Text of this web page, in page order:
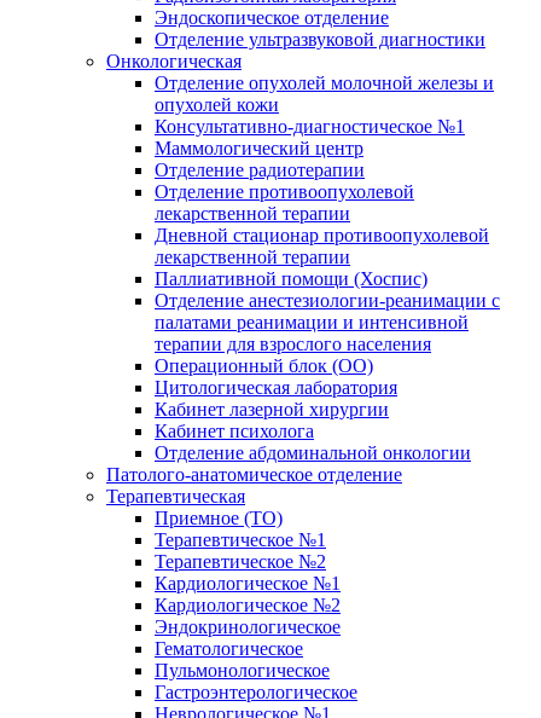
Эндоскопическое отделение
Отделение ультразвуковой диагностики
Онкологическая
Отделение опухолей молочной железы и
опухолей кожи
Консультативно-диагностическое №1
Маммологический центр
Отделение радиотерапии
Отделение противоопухолевой
лекарственной терапии
Дневной стационар противоопухолевой
лекарственной терапии
Паллиативной помощи (Хоспис)
Отделение анестезиологии-реанимации с
палатами реанимации и интенсивной
терапии для взрослого населения
Операционный блок (ОО)
Цитологическая лаборатория
Кабинет лазерной хирургии
Кабинет психолога
Отделение абдоминальной онкологии
Патолого-анатомическое отделение
Терапевтическая
Приемное (ТО)
Терапевтическое №1
Терапевтическое №2
Кардиологическое №1
Кардиологическое №2
Эндокринологическое
Гематологическое
Пульмонологическое
Гастроэнтерологическое
Неврологическое №1